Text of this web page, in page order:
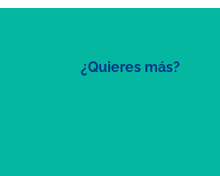
¿Quieres más?